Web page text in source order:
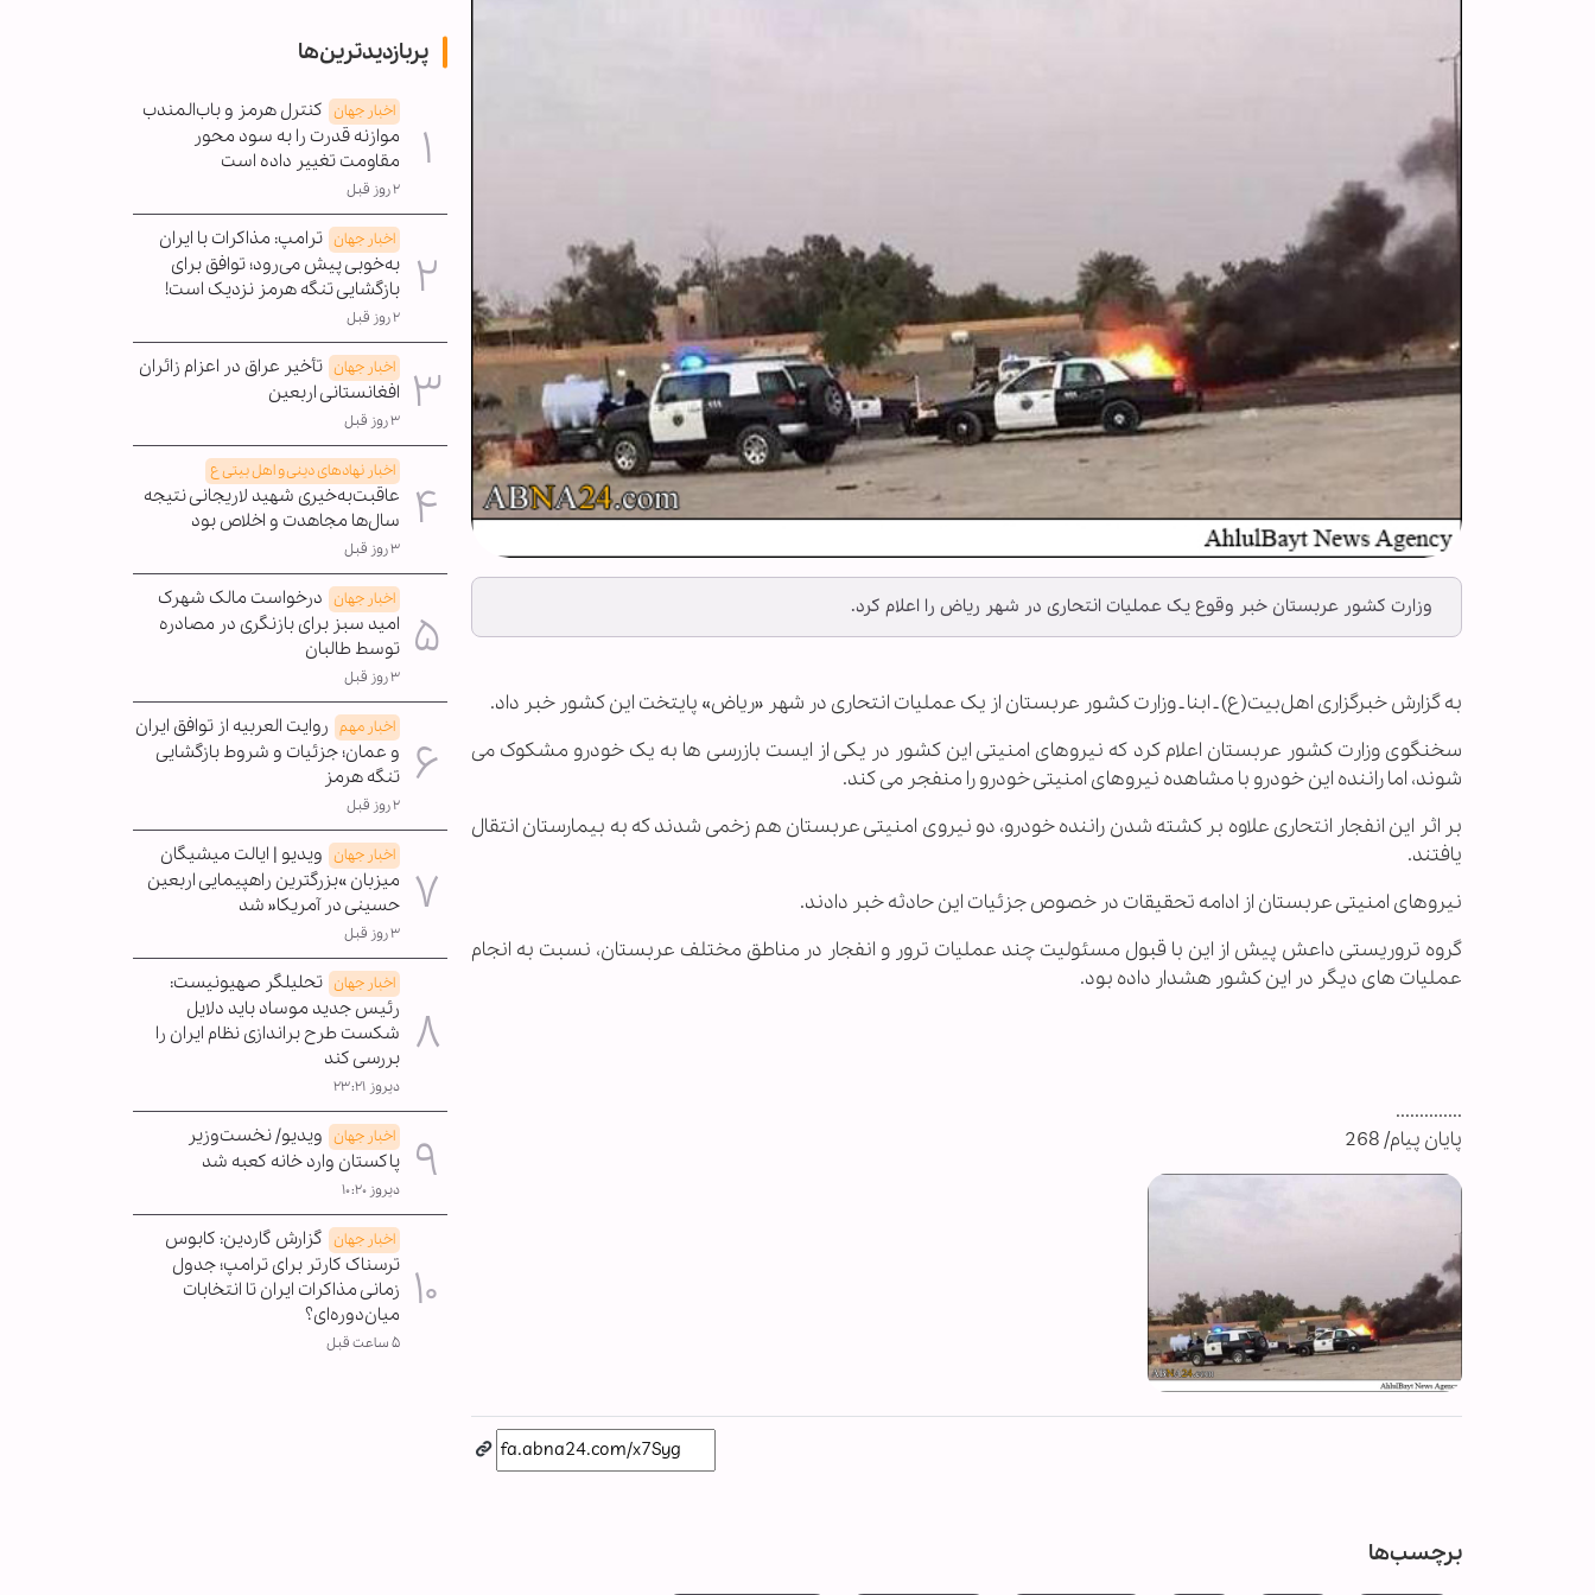
وزارت کشور عربستان خبر وقوع یک عملیات انتحاری در شهر ریاض را اعلام کرد.
به گزارش خبرگزاری اهل‌بیت(ع) ـ ابنا ـ وزارت کشور عربستان از یک عملیات انتحاری در شهر «ریاض» پایتخت این کشور خبر داد.
سخنگوی وزارت کشور عربستان اعلام کرد که نیروهای امنیتی این کشور در یکی از ایست بازرسی ها به یک خودرو مشکوک می
شوند، اما راننده این خودرو با مشاهده نیروهای امنیتی خودرو را منفجر می کند.
بر اثر این انفجار انتحاری علاوه بر کشته شدن راننده خودرو، دو نیروی امنیتی عربستان هم زخمی شدند که به بیمارستان انتقال
یافتند.
نیروهای امنیتی عربستان از ادامه تحقیقات در خصوص جزئیات این حادثه خبر دادند.
گروه تروریستی داعش پیش از این با قبول مسئولیت چند عملیات ترور و انفجار در مناطق مختلف عربستان، نسبت به انجام
عملیات های دیگر در این کشور هشدار داده بود.
..............
پایان پیام/ 268
برچسب‌ها
پربازدیدترین‌ها
اخبار جهان کنترل هرمز و باب‌المندب
موازنه قدرت را به سود محور
مقاومت تغییر داده است
۲ روز قبل
اخبار جهان ترامپ: مذاکرات با ایران
به‌خوبی پیش می‌رود؛ توافق برای
بازگشایی تنگه هرمز نزدیک است!
۲ روز قبل
اخبار جهان تأخیر عراق در اعزام زائران
افغانستانی اربعین
۳ روز قبل
اخبار نهادهای دینی و اهل بیتی ع
عاقبت‌به‌خیری شهید لاریجانی نتیجه
سال‌ها مجاهدت و اخلاص بود
۳ روز قبل
اخبار جهان درخواست مالک شهرک
امید سبز برای بازنگری در مصادره
توسط طالبان
۳ روز قبل
اخبار مهم روایت العربیه از توافق ایران
و عمان؛ جزئیات و شروط بازگشایی
تنگه هرمز
۲ روز قبل
اخبار جهان ویدیو | ایالت میشیگان
میزبان »بزرگترین راهپیمایی اربعین
حسینی در آمریکا« شد
۳ روز قبل
اخبار جهان تحلیلگر صهیونیست:
رئیس جدید موساد باید دلایل
شکست طرح براندازی نظام ایران را
بررسی کند
دیروز ۲۳:۲۱
اخبار جهان ویدیو/ نخست‌وزیر
پاکستان وارد خانه کعبه شد
دیروز ۱۰:۲۰
اخبار جهان گزارش گاردین: کابوس
ترسناک کارتر برای ترامپ؛ جدول
زمانی مذاکرات ایران تا انتخابات
میان‌دوره‌ای؟
۵ ساعت قبل